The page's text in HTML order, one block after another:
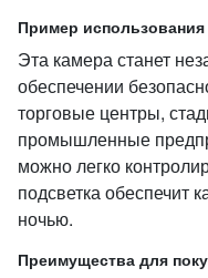
Пример использования
Эта камера станет
обеспечении
торговые центры,
промышленные
можно легко
подсветка обеспечит
ночью.
Преимущества для